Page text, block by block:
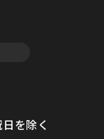
を除く